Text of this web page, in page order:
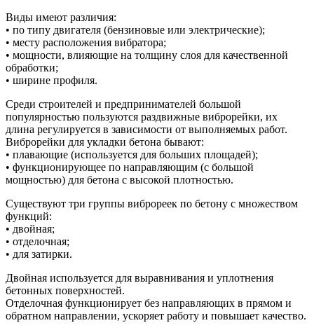
Виды имеют различия:
• по типу двигателя (бензиновые или электрические);
• месту расположения вибратора;
• мощности, влияющие на толщину слоя для качественной
обработки;
• ширине профиля.
Среди строителей и предпринимателей большой
популярностью пользуются раздвижные виброрейки, их
длина регулируется в зависимости от выполняемых работ.
Виброрейки для укладки бетона бывают:
• плавающие (используется для больших площадей);
• функционирующее по направляющим (с большой
мощностью) для бетона с высокой плотностью.
Существуют три группы виброреек по бетону с множеством
функций:
• двойная;
• отделочная;
• для затирки.
Двойная используется для выравнивания и уплотнения
бетонных поверхностей.
Отделочная функционирует без направляющих в прямом и
обратном направлении, ускоряет работу и повышает качество.